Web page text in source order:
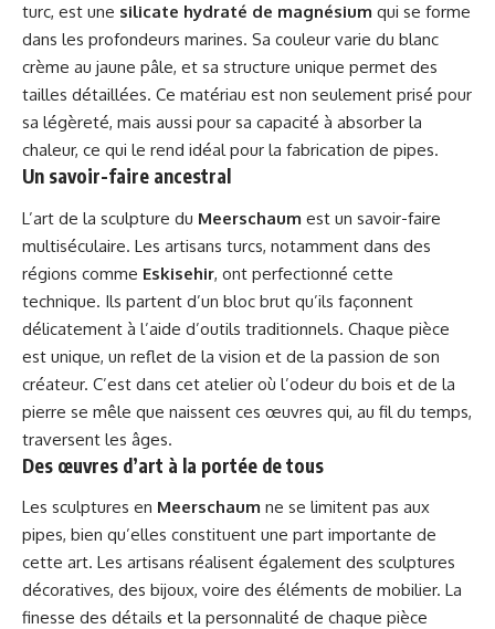
turc, est une silicate hydraté de magnésium qui se forme
dans les profondeurs marines. Sa couleur varie du blanc
crème au jaune pâle, et sa structure unique permet des
tailles détaillées. Ce matériau est non seulement prisé pour
sa légèreté, mais aussi pour sa capacité à absorber la
chaleur, ce qui le rend idéal pour la fabrication de pipes.
Un savoir-faire ancestral
L’art de la sculpture du Meerschaum est un savoir-faire
multiséculaire. Les artisans turcs, notamment dans des
régions comme Eskisehir, ont perfectionné cette
technique. Ils partent d’un bloc brut qu’ils façonnent
délicatement à l’aide d’outils traditionnels. Chaque pièce
est unique, un reflet de la vision et de la passion de son
créateur. C’est dans cet atelier où l’odeur du bois et de la
pierre se mêle que naissent ces œuvres qui, au fil du temps,
traversent les âges.
Des œuvres d’art à la portée de tous
Les sculptures en Meerschaum ne se limitent pas aux
pipes, bien qu’elles constituent une part importante de
cette art. Les artisans réalisent également des sculptures
décoratives, des bijoux, voire des éléments de mobilier. La
finesse des détails et la personnalité de chaque pièce